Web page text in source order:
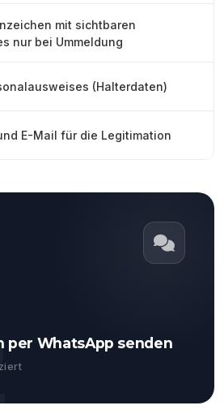
mit sichtbaren
nur bei Ummeldung
(Halterdaten)
E-Mail für die Legitimation
per WhatsApp senden